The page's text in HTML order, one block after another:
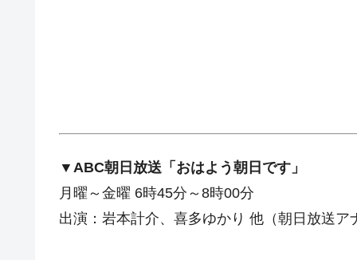
▼ABC朝日放送「おはよう朝日です」
月曜～金曜 6時45分～8時00分
出演：岩本計介、喜多ゆかり 他（朝日放送ア